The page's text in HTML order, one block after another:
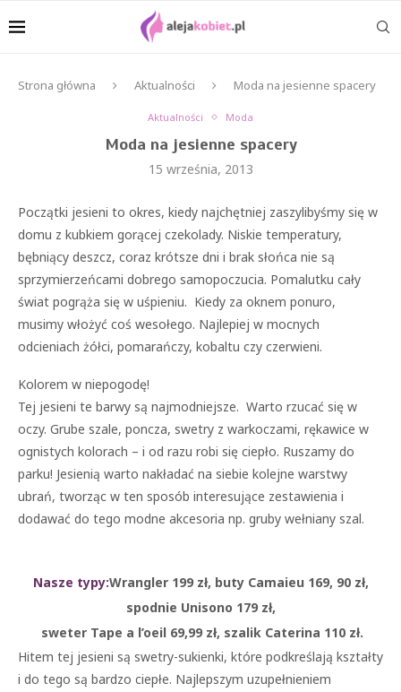
Strona główna Aktualności Moda na jesienne spacery
Aktualności Moda
Moda na jesienne spacery
15 września, 2013
Początki jesieni to okres, kiedy najchętniej zaszylibyśmy się w
domu z kubkiem gorącej czekolady. Niskie temperatury,
bębniący deszcz, coraz krótsze dni i brak słońca nie są
sprzymierzeńcami dobrego samopoczucia. Pomalutku cały
świat pogrąża się w uśpieniu. Kiedy za oknem ponuro,
musimy włożyć coś wesołego. Najlepiej w mocnych
odcieniach żółci, pomarańczy, kobaltu czy czerwieni.
Kolorem w niepogodę!
Tej jesieni te barwy są najmodniejsze. Warto rzucać się w
oczy. Grube szale, poncza, swetry z warkoczami, rękawice w
ognistych kolorach – i od razu robi się ciepło. Ruszamy do
parku! Jesienią warto nakładać na siebie kolejne warstwy
ubrań, tworząc w ten sposób interesujące zestawienia i
dodawać do tego modne akcesoria np. gruby wełniany szal.
Nasze typy:Wrangler 199 zł, buty Camaieu 169, 90 zł,
spodnie Unisono 179 zł,
sweter Tape a l’oeil 69,99 zł, szalik Caterina 110 zł.
Hitem tej jesieni są swetry-sukienki, które podkreślają kształty
i do tego są bardzo ciepłe. Najlepszym uzupełnieniem